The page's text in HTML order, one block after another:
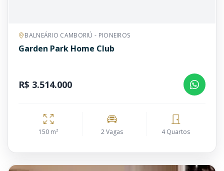
BALNEÁRIO CAMBORIÚ - PIONEIROS
Garden Park Home Club
R$ 3.514.000
150 m² 2 Vagas 4 Quartos